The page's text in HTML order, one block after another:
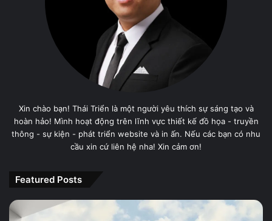
Xin chào bạn! Thái Triển là một người yêu thích sự sáng tạo và
hoàn hảo! Mình hoạt động trên lĩnh vực thiết kế đồ họa - truyền
thông - sự kiện - phát triển website và in ấn. Nếu các bạn có nhu
cầu xin cứ liên hệ nha! Xin cảm ơn!
Featured Posts
PANTONE
11-